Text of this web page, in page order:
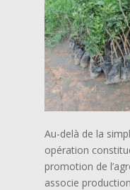
Au-delà de la
opération
promotion de
associe